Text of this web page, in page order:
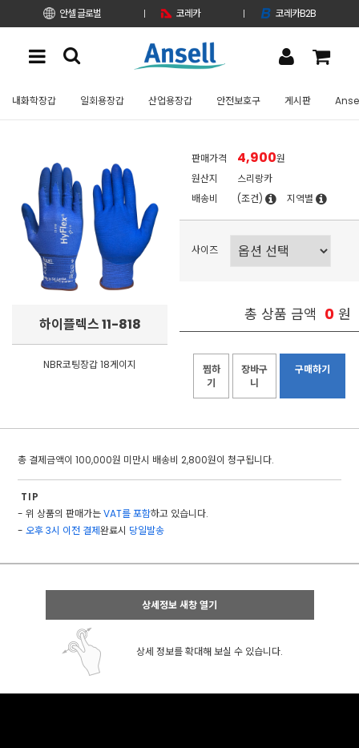
안셀 글로벌 코레카 코레카B2B
내화학장갑 일회용장갑 산업용장갑 안전보호구 게시판
하이플렉스 11-818
NBR코팅장갑 18게이지
판매가격 4,900원
원산지
스리랑카
배송비
(조건) 지역별
사이즈
총 상품 금액 0 원
찜하
기
장바구
니
구매하기
총 결제금액이 100,000원 미만시 배송비 2,800원이 청구됩니다.
TIP
- 위 상품의 판매가는VAT를 포함하고 있습니다.
-오후 3시 이전 결제완료시 당일발송
상세정보 새창 열기
상세 정보를 확대해 보실 수 있습니다.